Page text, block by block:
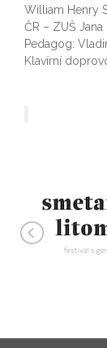
William Henry
ČR – ZUŠ Jana
Pedagog:
Klavírní